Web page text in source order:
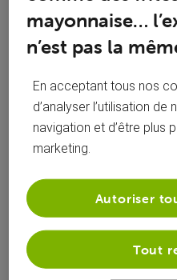
Réponses
Selected
First
Solution acceptée
mayonnaise…
n’est pas la
En acceptant tous nos
d’analyser l’utilisation de
navigation et d’être plus
marketing.
Tout
Autoriser